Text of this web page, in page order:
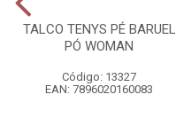
TALCO TENYS PÉ BARUEL
PÓ WOMAN
Código: 13327
EAN: 7896020160083